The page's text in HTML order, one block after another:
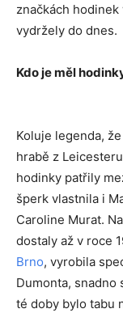
značkách
vydržely do dnes.
Kdo je měl
Koluje legenda,
hrabě z
hodinky patřily
šperk vlastnila i
Caroline Murat.
dostaly až v roce
Brno, vyrobila
Dumonta, snadno
té doby bylo tabu